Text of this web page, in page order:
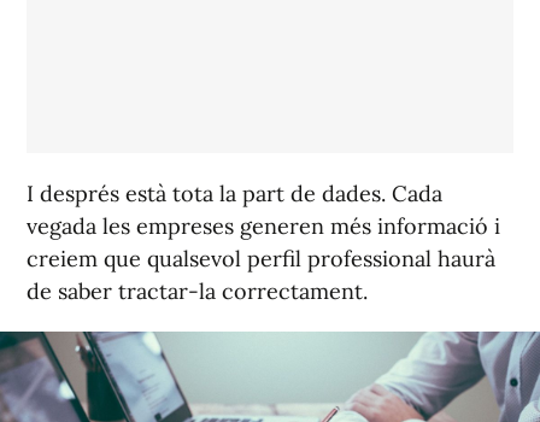
I després està tota la part de dades. Cada
vegada les empreses generen més informació i
creiem que qualsevol perfil professional haurà
de saber tractar-la correctament.